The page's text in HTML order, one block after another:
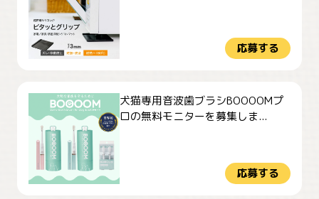
応募する
犬猫専用音波歯ブラシBOOOOMプ
ロの無料モニターを募集しま...
応募する